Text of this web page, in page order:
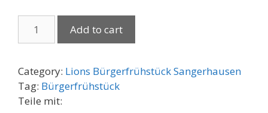
Add to cart
Category: Lions Bürgerfrühstück Sangerhausen
Tag: Bürgerfrühstück
Teile mit: